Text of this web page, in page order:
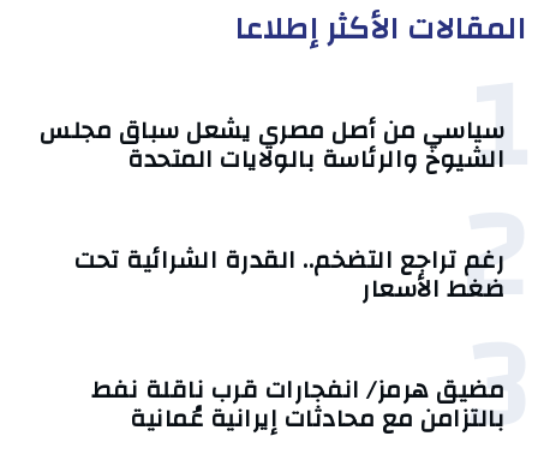
المقالات الأكثر إطلاعا
1
سياسي من أصل مصري يشعل سباق مجلس
الشيوخ والرئاسة بالولايات المتحدة
2
رغم تراجع التضخم.. القدرة الشرائية تحت
ضغط الأسعار
3
مضيق هرمز/ انفجارات قرب ناقلة نفط
بالتزامن مع محادثات إيرانية عُمانية